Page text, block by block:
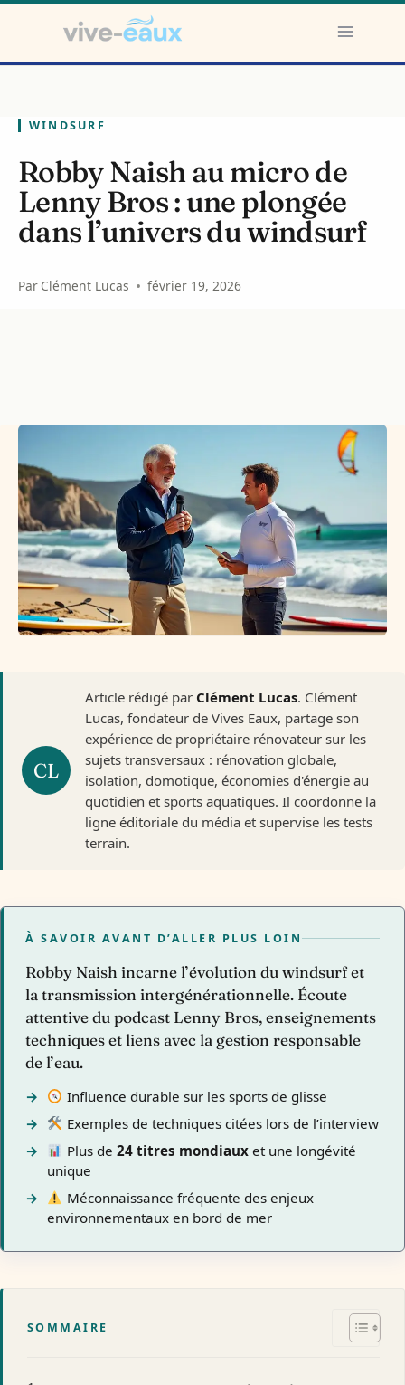
contenu
WINDSURF
Robby Naish au micro de
Lenny Bros : une plongée
dans l’univers du windsurf
Par Clément Lucas février 19, 2026
Article rédigé par Clément Lucas. Clément
Lucas, fondateur de Vives Eaux, partage son
expérience de propriétaire rénovateur sur les
sujets transversaux : rénovation globale,
isolation, domotique, économies d'énergie au
quotidien et sports aquatiques. Il coordonne la
ligne éditoriale du média et supervise les tests
terrain.
À SAVOIR AVANT D’ALLER PLUS LOIN
Robby Naish incarne l’évolution du windsurf et
la transmission intergénérationnelle. Écoute
attentive du podcast Lenny Bros, enseignements
techniques et liens avec la gestion responsable
de l’eau.
Influence durable sur les sports de glisse
Exemples de techniques citées lors de l’interview
Plus de 24 titres mondiauxet une longévité
unique
Méconnaissance fréquente des enjeux
environnementaux en bord de mer
SOMMAIRE